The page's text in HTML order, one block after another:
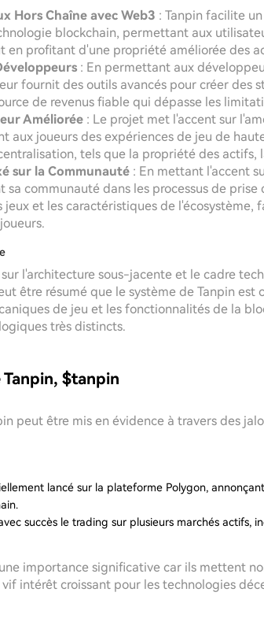
Hors Chaîne avec Web3 : Tanpin facilite
blockchain, permettant aux
en profitant d'une propriété améliorée des
: En permettant aux
fournit des outils avancés pour créer des
de revenus fiable qui dépasse les
Améliorée : Le projet met l'accent sur
aux joueurs des expériences de jeu de
tels que la propriété des actifs,
sur la Communauté : En mettant l'accent
communauté dans les processus de prise
et les caractéristiques de l'écosystème,
l'architecture sous-jacente et le cadre
être résumé que le système de Tanpin
de jeu et les fonctionnalités de la
très distincts.
$tanpin
peut être mis en évidence à travers des
lancé sur la plateforme Polygon,
succès le trading sur plusieurs marchés actifs,
importance significative car ils mettent
vif intérêt croissant pour les technologies